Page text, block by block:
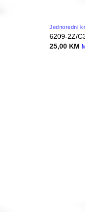
Jednoredni
6209-2Z/
25,00 KM